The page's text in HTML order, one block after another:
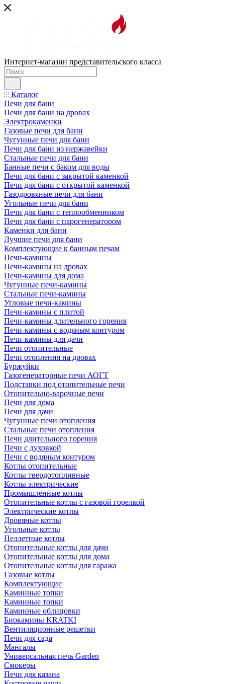
Интернет-магазин представительского класса
Каталог
Печи для бани
Печи для бани на дровах
Электрокаменки
Газовые печи для бани
Чугунные печи для бани
Печи для бани из нержавейки
Стальные печи для бани
Банные печи с баком для воды
Печи для бани с закрытой каменкой
Печи для бани с открытой каменкой
Газодровяные печи для бани
Угольные печи для бани
Печи для бани с теплообменником
Печи для бани с парогенератором
Каменки для бани
Лучшие печи для бани
Комплектующие к банным печам
Печи-камины
Печи-камины на дровах
Печи-камины для дома
Чугунные печи-камины
Стальные печи-камины
Угловые печи-камины
Печи-камины с плитой
Печи-камины длительного горения
Печи-камины с водяным контуром
Печи-камины для дачи
Печи отопительные
Печи отопления на дровах
Буржуйки
Газогенераторные печи АОГТ
Подставки под отопительные печи
Отопительно-варочные печи
Печи для дома
Печи для дачи
Чугунные печи отопления
Стальные печи отопления
Печи длительного горения
Печи с духовкой
Печи с водяным контуром
Котлы отопительные
Котлы твердотопливные
Котлы электрические
Промышленные котлы
Отопительные котлы с газовой горелкой
Электрические котлы
Дровяные котлы
Угольные котлы
Пеллетные котлы
Отопительные котлы для дачи
Отопительные котлы для дома
Отопительные котлы для гаража
Газовые котлы
Комплектующие
Каминные топки
Каминные топки
Каминные облицовки
Биокамины KRATKI
Вентиляционные решетки
Печи для сада
Мангалы
Универсальная печь Garden
Смокеры
Печи для казана